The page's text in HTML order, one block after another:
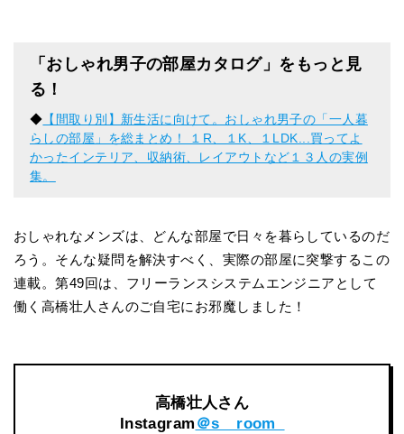
「おしゃれ男子の部屋カタログ」をもっと見
る！
◆ 【間取り別】新生活に向けて。おしゃれ男子の「一人暮
らしの部屋」を総まとめ！ １R、１K、１LDK...買ってよ
かったインテリア、収納術、レイアウトなど１３人の実例
集。
おしゃれなメンズは、どんな部屋で日々を暮らしているのだ
ろう。そんな疑問を解決すべく、実際の部屋に突撃するこの
連載。第49回は、フリーランスシステムエンジニアとして
働く高橋壮人さんのご自宅にお邪魔しました！
高橋壮人さん
Instagram ＠s__room_